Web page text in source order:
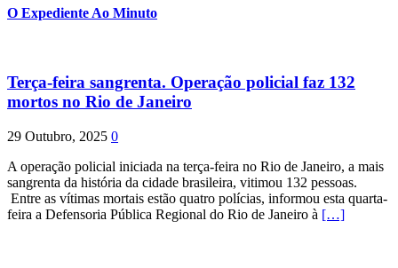
O Expediente Ao Minuto
Terça-feira sangrenta. Operação policial faz 132
mortos no Rio de Janeiro
29 Outubro, 2025 0
A operação policial iniciada na terça-feira no Rio de Janeiro, a mais
sangrenta da história da cidade brasileira, vitimou 132 pessoas.
Entre as vítimas mortais estão quatro polícias, informou esta quarta-
feira a Defensoria Pública Regional do Rio de Janeiro à […]